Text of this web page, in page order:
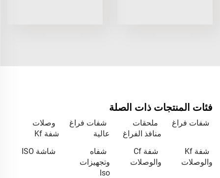
فئات المنتجات ذات الصلة
شفات فراغ
ملحقات
منافذ الفراغ
شفات فراغ
عالية
وصلات
شفة Kf
شفة Kf
والوصلات
شفة Cf
والوصلات
شفاه
وتجهيزات
Iso
شاشة ISO